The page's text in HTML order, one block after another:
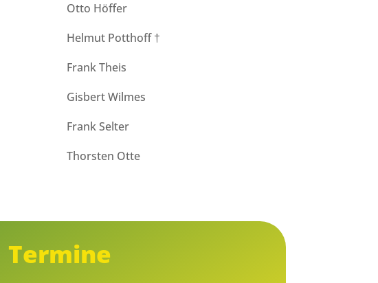
Otto Höffer
Helmut Potthoff †
Frank Theis
Gisbert Wilmes
Frank Selter
Thorsten Otte
Termine